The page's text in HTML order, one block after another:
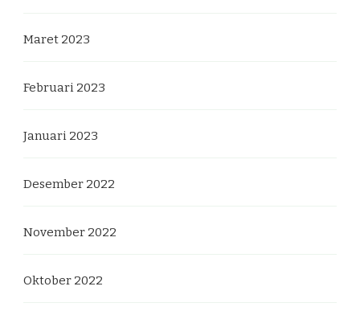
Maret 2023
Februari 2023
Januari 2023
Desember 2022
November 2022
Oktober 2022